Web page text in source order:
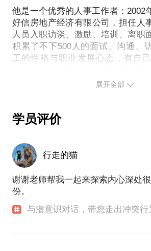
第十课：建构自己的积极信念，激
福涟漪；我们都是自己思维的产
界，也许什么都变得不同，我们
物，激起幸福的第一朵涟漪。
绪、行为及潜意识层面，帮您一站
老师根据多年的咨询经验整理出来
同时，过程中我们将以小组打卡，
将每次的学习与领悟，带到下一周
做到学有所用，用每一次小小的进
改变！
供邮箱，我将提供相应的测试及相
内容，请您与您的伴侣务必同时认
进两小时的谈话效果，相信这样的
您和您的婚姻一次根本性的变化，
苦纠缠的模式中彻底远离，价值远
涉及到资料的产权价值，所以如果
后，可获得听心文化儿童沙盘活
元。
【在行郑重提示】：此话题内容仅
域的的个人经验、意见或观点，仅
如您或您的家人有诊疗需求，在行
进行就诊。本话题内容及行家观点
方，但却从来未曾在同一时刻，去
处，情侣沙盘，不管您是刚刚恋爱
看对方合不合适自己，还是结婚多
化解一些心里的积怨，走向更深的
您的光临，因为，这绝对是一场值
格，是两人一起来参加的游戏！
内在动力！
【在行郑重提示】：此话题内容仅
域的的个人经验、意见或观点，仅
进行就诊。本话题内容及行家观点
千变万化的场景，这些活动对儿童
有很大的帮助。
第三，沙盘游戏可以帮助父母了解
制作的沙盘正是孩子内心状态的展
理知识和技巧，指导老师就可以了
第四，沙盘游戏可以解决孩子成长
问题。在专业老师的指导下，沙盘
出现的攻击、多动、内向、胆小以
问题。
第五，沙盘游戏可以促进孩子身心
一种心理表达技术，孩子制作的每
心的表达，通过这样一种表达，孩
梳理，人格发展得到促进，心理水平
他是一个优秀的人事工作者：2002
好信房地产经济有限公司，担任人
人员入职访谈、激励、培训、离职
积累了不下500人的面试、沟通、
工的性格与职业发展心态，有自
2010年，他坚持“人生应该不断追逐
你才能在未来走的更好”，在自主创
咨询及培训机构担任华东区EAP项目
一个企业社会责任践行者：2012年
庭咨询公益服务中心，是一家以服
家庭和谐为目标的公益组织，服务
免费心理疏导与支持服务。 同年创
展开全部
学员评价
行走的猫
谢谢老师帮我一起来探索内心深处
份。
与潜意识对话，带您走出冲突行